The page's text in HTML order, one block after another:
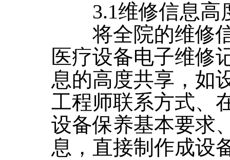
3.1维修信息高
将全院的维修信
医疗设备电子维修
息的高度共享，如
工程师联系方式、
设备保养基本要求
息，直接制作成设